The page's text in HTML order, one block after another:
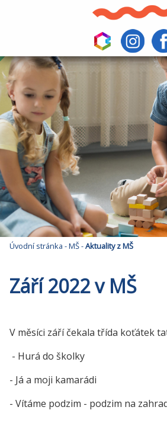
Úvodní stránka -MŠ-Aktuality z MŠ
Září 2022 v MŠ
V měsíci září čekala třída koťátek
- Hurá do školky
- Já a moji kamarádi
- Vítáme podzim - podzim na